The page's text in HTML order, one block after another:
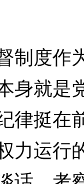
度作
身就是
律挺在
力运行